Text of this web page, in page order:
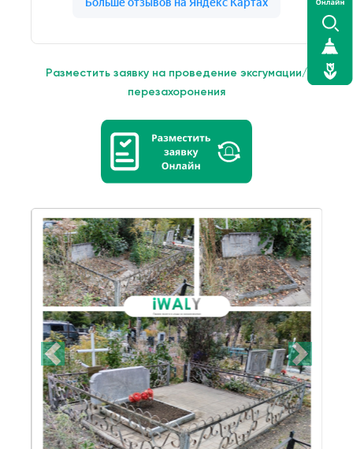
Разместить заявку на проведение эксгумации/
перезахоронения